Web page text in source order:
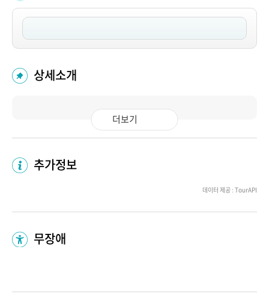
상세소개
더보기
추가정보
데이터 제공 : TourAPI
무장애